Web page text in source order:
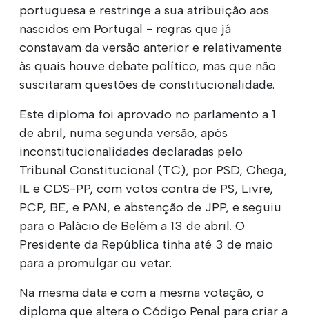
portuguesa e restringe a sua atribuição aos
nascidos em Portugal - regras que já
constavam da versão anterior e relativamente
às quais houve debate político, mas que não
suscitaram questões de constitucionalidade.
Este diploma foi aprovado no parlamento a 1
de abril, numa segunda versão, após
inconstitucionalidades declaradas pelo
Tribunal Constitucional (TC), por PSD, Chega,
IL e CDS-PP, com votos contra de PS, Livre,
PCP, BE, e PAN, e abstenção de JPP, e seguiu
para o Palácio de Belém a 13 de abril. O
Presidente da República tinha até 3 de maio
para a promulgar ou vetar.
Na mesma data e com a mesma votação, o
diploma que altera o Código Penal para criar a